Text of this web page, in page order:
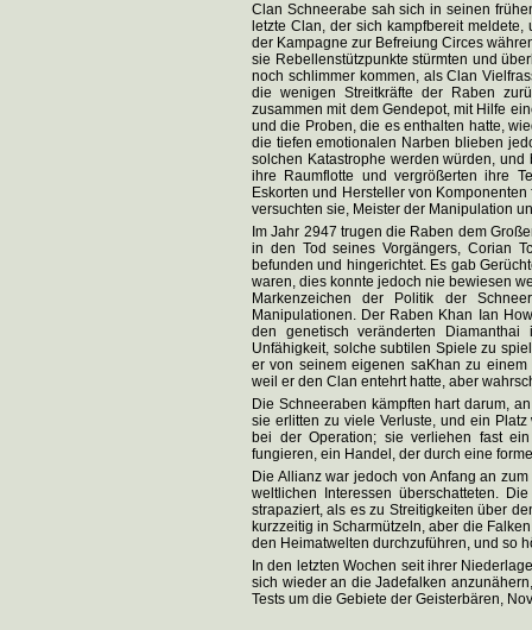
Clan Schneerabe sah sich in seinen
letzte Clan, der sich kampfbereit
der Kampagne zur Befreiung Circes
sie Rebellenstützpunkte stürmten und
noch schlimmer kommen, als Clan
die wenigen Streitkräfte der Raben
zusammen mit dem Gendepot, mit Hilfe
und die Proben, die es enthalten hatte,
die tiefen emotionalen Narben blieben
solchen Katastrophe werden würden,
ihre Raumflotte und vergrößerten ihre
Eskorten und Hersteller von
versuchten sie, Meister der Manipulation
Im Jahr 2947 trugen die Raben dem
in den Tod seines Vorgängers, Corian
befunden und hingerichtet. Es gab
waren, dies konnte jedoch nie bewiesen
Markenzeichen der Politik der
Manipulationen. Der Raben Khan Ian
den genetisch veränderten
Unfähigkeit, solche subtilen Spiele zu
er von seinem eigenen saKhan zu
weil er den Clan entehrt hatte, aber
Die Schneeraben kämpften hart darum,
sie erlitten zu viele Verluste, und ein
bei der Operation; sie verliehen fast
fungieren, ein Handel, der durch eine
Die Allianz war jedoch von Anfang an
weltlichen Interessen überschatteten.
strapaziert, als es zu Streitigkeiten über
kurzzeitig in Scharmützeln, aber die
den Heimatwelten durchzuführen, und so
In den letzten Wochen seit ihrer
sich wieder an die Jadefalken
Tests um die Gebiete der Geisterbären,